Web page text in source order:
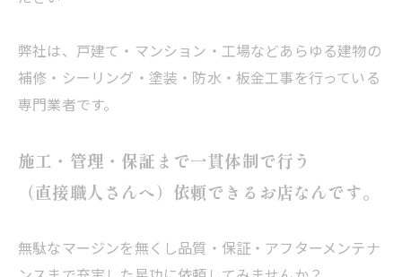
弊社は、戸建て・マンション・工場などあらゆる建物の
補修・シーリング・塗装・防水・板金工事を行っている
専門業者です。
施工・管理・保証まで一貫体制で行う
（直接職人さんへ）依頼できるお店なんです。
無駄なマージンを無くし品質・保証・アフターメンテナ